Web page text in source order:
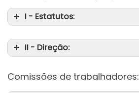
I - Estatutos:
II - Direção:
Comissões de trabalhadores: